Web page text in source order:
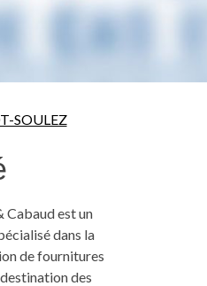
SOULEZ
Cabaud est un
dans la
de fournitures
des